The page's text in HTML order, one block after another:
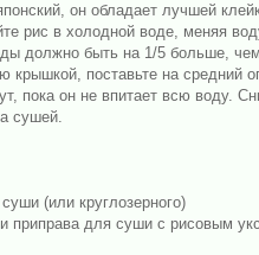
он обладает лучшей
рис в холодной воде, меняя
должно быть на 1/5 больше,
крышкой, поставьте на средний
пока он не впитает всю воду.
сушей.
(или круглозерного)
приправа для суши с рисовым